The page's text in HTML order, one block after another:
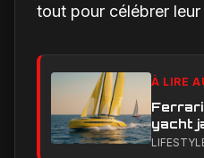
tout pour célébrer leur
À LIRE
yacht
rouge